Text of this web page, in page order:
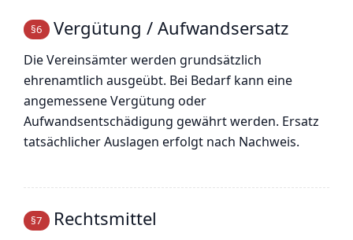
§6 Vergütung / Aufwandsersatz
Die Vereinsämter werden grundsätzlich
ehrenamtlich ausgeübt. Bei Bedarf kann eine
angemessene Vergütung oder
Aufwandsentschädigung gewährt werden. Ersatz
tatsächlicher Auslagen erfolgt nach Nachweis.
§7 Rechtsmittel